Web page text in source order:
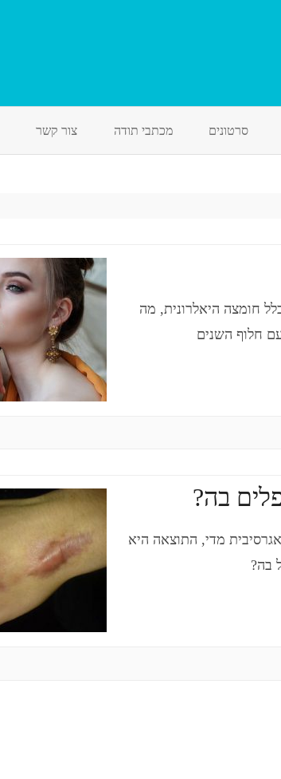
סרטונים מכתבי תודה צור קשר
חומצה היאלרונית, מה
חלוף השנים
בה?
מדי, התוצאה היא
בה?